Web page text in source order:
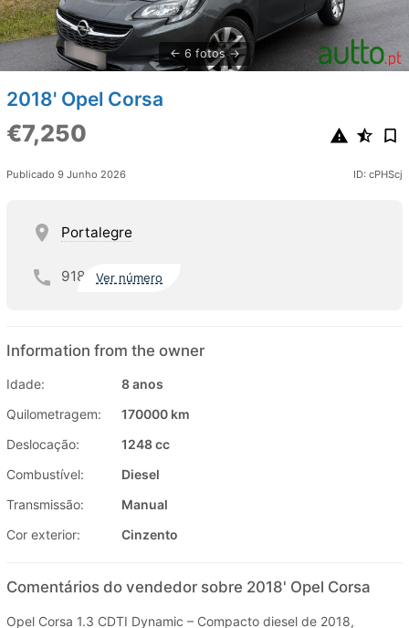
6 fotos
2018' Opel Corsa
€7,250
Publicado 9 Junho 2026 ID: cPHScj
Portalegre
918 Ver número
Information from the owner
Idade:
8 anos
Quilometragem:
170000 km
Deslocação:
1248 cc
Combustível:
Diesel
Transmissão:
Manual
Cor exterior:
Cinzento
Comentários do vendedor sobre 2018' Opel Corsa
Opel Corsa 1.3 CDTI Dynamic – Compacto diesel de 2018,